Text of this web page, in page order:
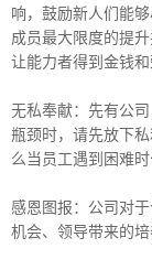
响，鼓励新人们能
成员最大限度的提
让能力者得到金钱和
无私奉献：先有公
瓶颈时，请先放下
么当员工遇到困难
感恩图报：公司对
机会、领导带来的培